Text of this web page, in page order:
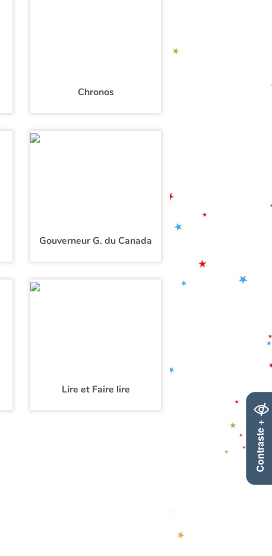
Contraste +
Chronos
Gouverneur G. du Canada
Lire et Faire lire